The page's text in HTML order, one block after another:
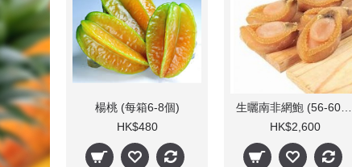
楊桃 (每箱6-8個)
HK$480
HK$2,600